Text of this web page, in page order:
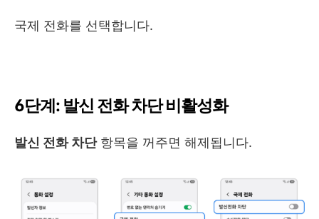
국제 전화를 선택합니다.
6단계: 발신 전화 차단 비활성화
발신 전화 차단항목을 꺼주면 해제됩니다.